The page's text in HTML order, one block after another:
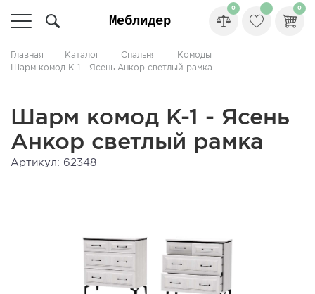
0 0
Главная Каталог Спальня
Комоды
Шарм комод К-1 - Ясень Анкор светлый рамка
Шарм комод К-1 - Ясень
Анкор светлый рамка
Артикул: 62348